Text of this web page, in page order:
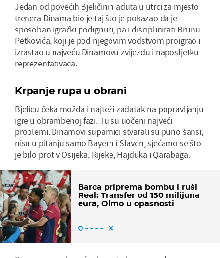
Jedan od povećih Bjeličinih aduta u utrci za mjesto
trenera Dinama bio je taj što je pokazao da je
sposoban igrački podignuti, pa i disciplinirati Brunu
Petkovića, koji je pod njegovim vodstvom proigrao i
izrastao u najveću Dinamovu zvijezdu i naposljetku
reprezentativaca.
Krpanje rupa u obrani
Bjelicu čeka možda i najteži zadatak na popravljanju
igre u obrambenoj fazi. Tu su uočeni najveći
problemi. Dinamovi suparnici stvarali su puno šansi,
nisu u pitanju samo Bayern i Slaven, sjećamo se što
je bilo protiv Osijeka, Rijeke, Hajduka i Qarabaga.
Barca priprema bombu i ruši
Real: Transfer od 150 milijuna
eura, Olmo u opasnosti